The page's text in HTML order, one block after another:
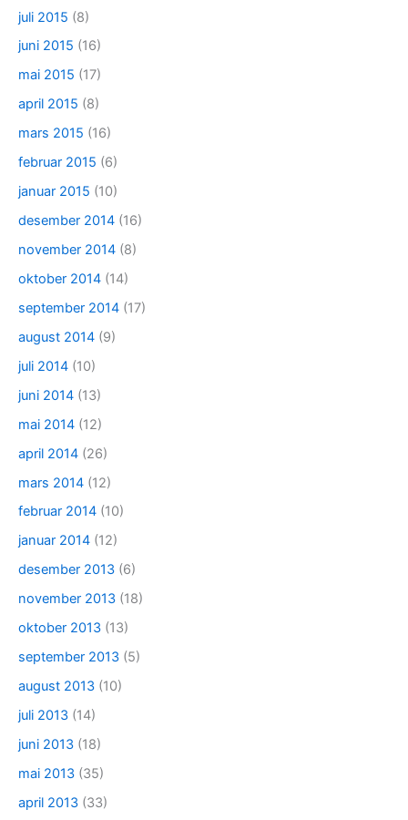
juli 2015 (8)
juni 2015 (16)
mai 2015 (17)
april 2015 (8)
mars 2015 (16)
februar 2015 (6)
januar 2015 (10)
desember 2014 (16)
november 2014 (8)
oktober 2014 (14)
september 2014 (17)
august 2014 (9)
juli 2014 (10)
juni 2014 (13)
mai 2014 (12)
april 2014 (26)
mars 2014 (12)
februar 2014 (10)
januar 2014 (12)
desember 2013 (6)
november 2013 (18)
oktober 2013 (13)
september 2013 (5)
august 2013 (10)
juli 2013 (14)
juni 2013 (18)
mai 2013 (35)
april 2013 (33)